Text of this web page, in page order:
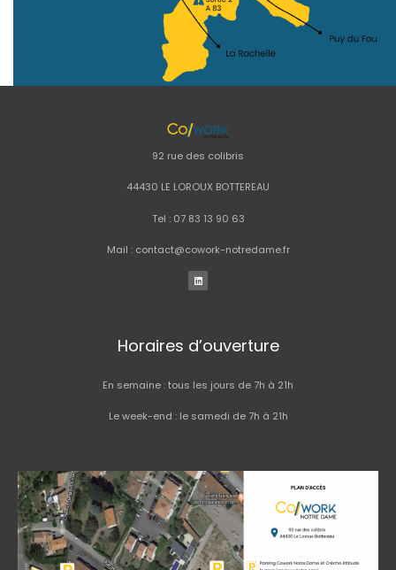
92 rue des colibris
44430 LE LOROUX BOTTEREAU
Tel : 07 83 13 90 63
Mail : contact@cowork-notredame.fr
L
i
n
Horaires d’ouverture
En semaine : tous les jours de 7h à 21h
Le week-end : le samedi de 7h à 21h